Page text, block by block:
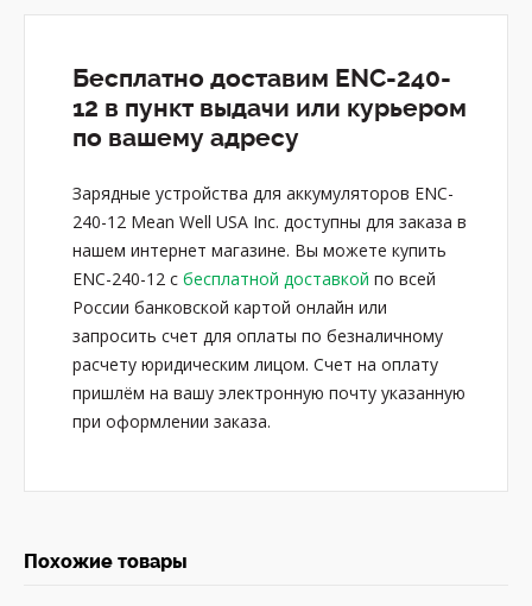
Бесплатно доставим ENC-240-
12 в пункт выдачи или курьером
по вашему адресу
Зарядные устройства для аккумуляторов ENC-
240-12 Mean Well USA Inc. доступны для заказа в
нашем интернет магазине. Вы можете купить
ENC-240-12 с бесплатной доставкой по всей
России банковской картой онлайн или
запросить счет для оплаты по безналичному
расчету юридическим лицом. Счет на оплату
пришлём на вашу электронную почту указанную
при оформлении заказа.
Похожие товары